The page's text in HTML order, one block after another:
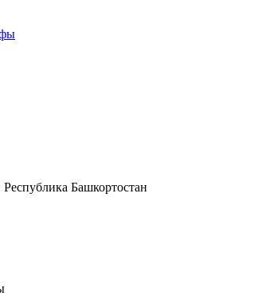
Башкортостан